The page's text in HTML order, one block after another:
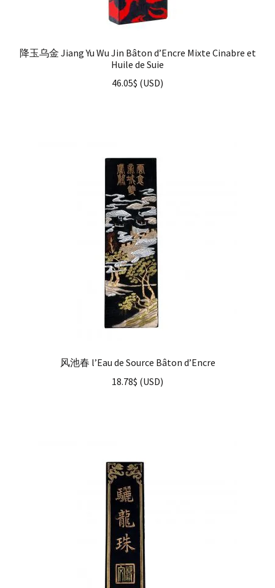
降玉乌金 Jiang Yu Wu Jin Bâton d’Encre Mixte Cinabre et
Huile de Suie
46.05$ (USD)
风池春 l’Eau de Source Bâton d’Encre
18.78$ (USD)